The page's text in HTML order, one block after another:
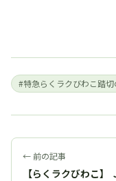
#特急らくラクびわこ踏
← 前の記事
【らくラクびわこ